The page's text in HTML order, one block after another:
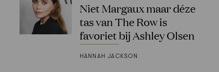
Niet Margaux maar déze
tas van The Row is
favoriet bij Ashley Olsen
HANNAH JACKSON